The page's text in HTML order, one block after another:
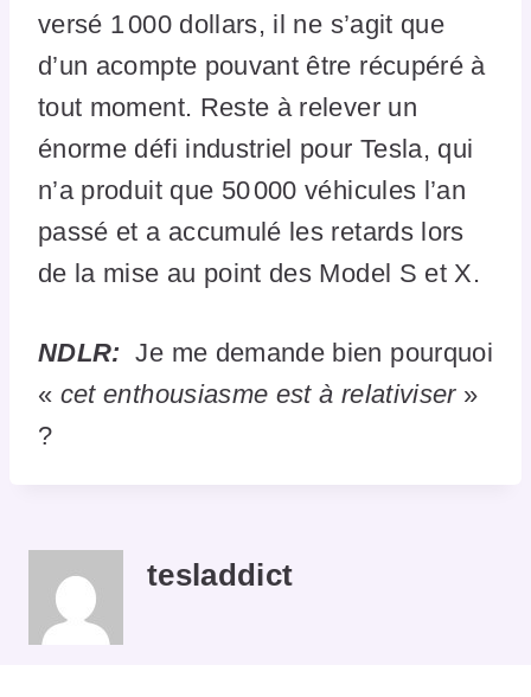
versé 1 000 dollars, il ne s’agit que
d’un acompte pouvant être récupéré à
tout moment. Reste à relever un
énorme défi industriel pour Tesla, qui
n’a produit que 50 000 véhicules l’an
passé et a accumulé les retards lors
de la mise au point des Model S et X.
NDLR:Je me demande bien pourquoi
« cet enthousiasme est à relativiser»
?
tesladdict